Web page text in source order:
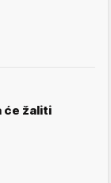
će žaliti